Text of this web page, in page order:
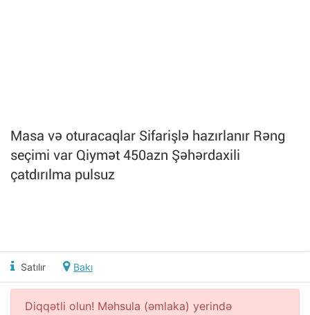
Masa və oturacaqlar Sifarişlə hazırlanır Rəng
seçimi var Qiymət 450azn Şəhərdaxili
çatdırılma pulsuz
Satılır Bakı
Diqqətli olun! Məhsula (əmlaka) yerində